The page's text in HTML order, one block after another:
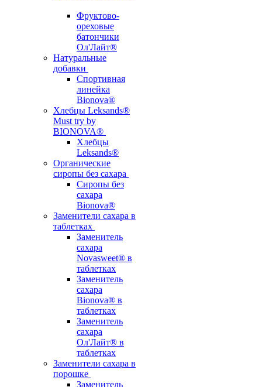
Фруктово-
ореховые
батончики
Ол'Лайт®
Натуральные
добавки
Спортивная
линейка
Bionova®
Хлебцы Leksands®
Must try by
BIONOVA®
Хлебцы
Leksands®
Органические
сиропы без сахара
Сиропы без
сахара
Bionova®
Заменители сахара в
таблетках
Заменитель
сахара
Novasweet® в
таблетках
Заменитель
сахара
Bionova® в
таблетках
Заменитель
сахара
Ол'Лайт® в
таблетках
Заменители сахара в
порошке
Заменитель